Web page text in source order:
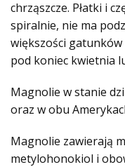
chrząszcze. Płatki i
spiralnie, nie ma
większości
pod koniec kwietnia
Magnolie w stanie
oraz w obu
Magnolie zawierają
metylohonokiol i